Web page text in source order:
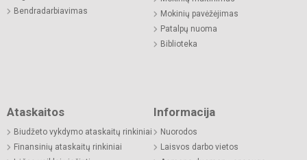
Bendradarbiavimas
Mokinių pavėžėjimas
Patalpų nuoma
Biblioteka
Ataskaitos
Biudžeto vykdymo ataskaitų rinkiniai
Finansinių ataskaitų rinkiniai
Informacija
Nuorodos
Laisvos darbo vietos